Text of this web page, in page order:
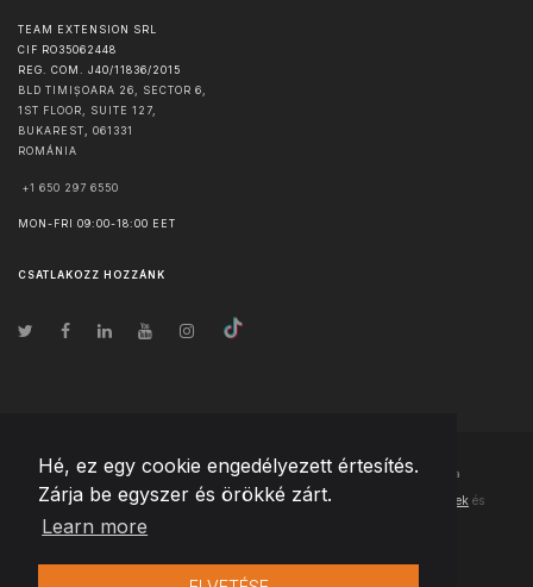
Hé, ez egy cookie engedélyezett értesítés.
Zárja be egyszer és örökké zárt.
Learn more
TEAM EXTENSION SRL
CIF RO35062448
REG. COM. J40/11836/2015
BLD TIMIȘOARA 26, SECTOR 6,
1ST FLOOR, SUITE 127,
BUKAREST
061331
ROMÁNIA
+1 650 297 6550
MON-FRI 09:00-18:00 EET
CSATLAKOZZ HOZZÁNK
© Szerzői jog2026 Team Extension Hungary- Minden jog fenntartva
Changelog ● Ezen webhely használatával elfogadja Használati feltételek és